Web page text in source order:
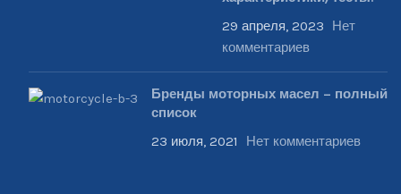
29 апреля, 2023
Нет
комментариев
Бренды моторных масел – полный
список
23 июля, 2021 Нет комментариев